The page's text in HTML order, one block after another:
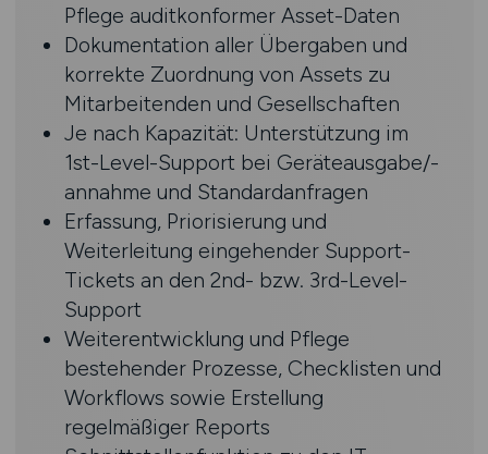
Pflege auditkonformer Asset-Daten
Dokumentation aller Übergaben und
korrekte Zuordnung von Assets zu
Mitarbeitenden und Gesellschaften
Je nach Kapazität: Unterstützung im
1st-Level-Support bei Geräteausgabe/-
annahme und Standardanfragen
Erfassung, Priorisierung und
Weiterleitung eingehender Support-
Tickets an den 2nd- bzw. 3rd-Level-
Support
Weiterentwicklung und Pflege
bestehender Prozesse, Checklisten und
Workflows sowie Erstellung
regelmäßiger Reports